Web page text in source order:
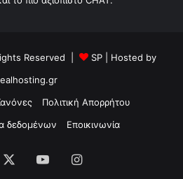
Reserved | SP | Hosted by
Πολιτική Απορρήτου
δεδομένων
Εποικινωνία
YouTubeInstagram